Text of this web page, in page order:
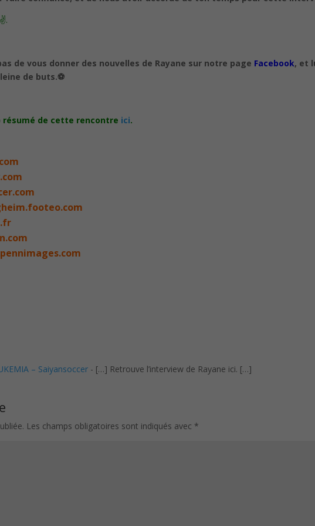
✌️.
de vous donner des nouvelles de Rayane sur notre page Facebook, et
de buts.⚽️
résumé de cette rencontre ici.
– Saiyansoccer - […] Retrouve l’interview de Rayane ici. […]
Les champs obligatoires sont indiqués avec *